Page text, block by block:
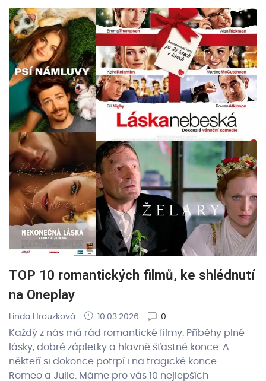
TOP 10 romantických filmů, ke shlédnutí
na Oneplay
Linda Hrouzková 10.03.2026 0
Každý z nás má rád romantické filmy. Příběhy plné
lásky, dobré zápletky a hlavně šťastné konce. A
někteří si dokonce potrpí i na tragické konce -
Romeo a Julie. Máme pro vás 10 nejlepších